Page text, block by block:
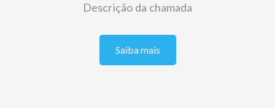
Descrição da chamada
Saiba mais